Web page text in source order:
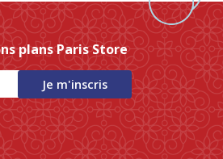
plans Paris Store
Je m'inscris